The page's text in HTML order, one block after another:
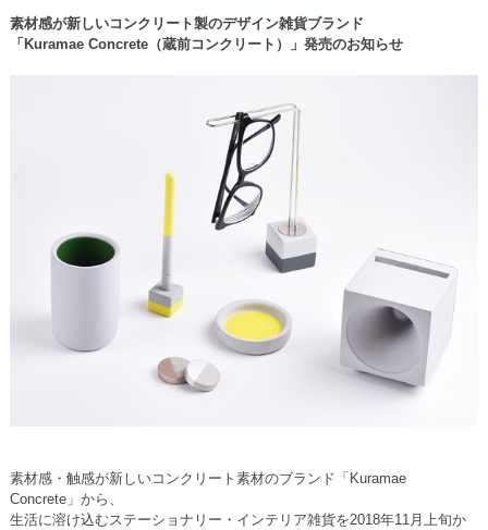
素材感が新しいコンクリート製のデザイン雑貨ブランド
「Kuramae Concrete（蔵前コンクリート）」発売のお知らせ
素材感・触感が新しいコンクリート素材のブランド「Kuramae
Concrete」から、
生活に溶け込むステーショナリー・インテリア雑貨を2018年11月上旬か